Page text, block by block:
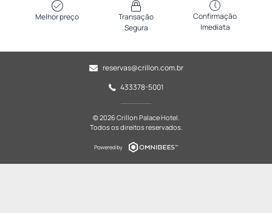
Melhor preço
Transação
Segura
Confirmação
Imediata
reservas@crillon.com.br
433378-5001
© 2026 Crillon Palace Hotel.
Todos os direitos reservados.
Powered by